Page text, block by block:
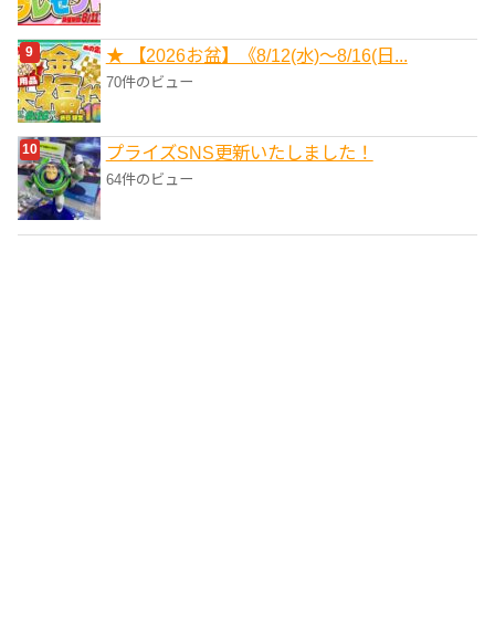
★ 【2026お盆】《8/12(水)～8/16(日...
70件のビュー
プライズSNS更新いたしました！
64件のビュー